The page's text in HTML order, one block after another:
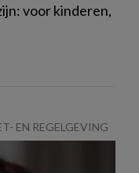
voor kinderen,
EN REGELGEVING